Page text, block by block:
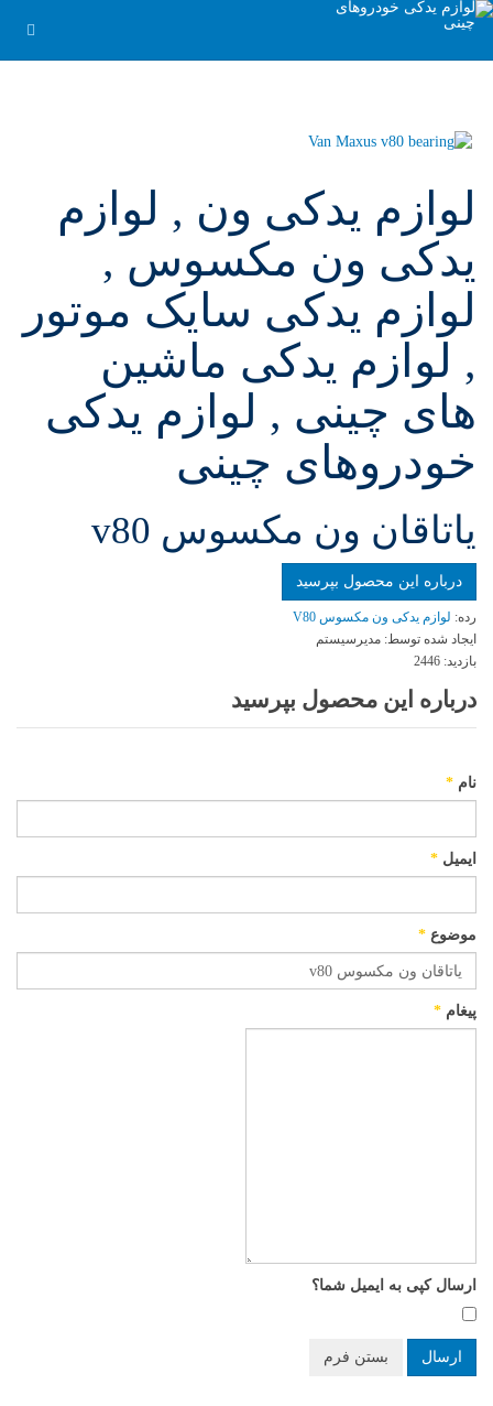
لوازم یدکی ون , لوازم
یدکی ون مکسوس ,
لوازم یدکی سایک موتور
, لوازم یدکی ماشین
های چینی , لوازم یدکی
خودروهای چینی
ياتاقان ون مكسوس v80
درباره این محصول بپرسید
رده: لوازم یدکی ون مکسوس V80
ایجاد شده توسط: مدیرسیستم
بازدید: 2446
درباره این محصول بپرسید
نام *
ایمیل *
موضوع *
پیغام *
ارسال کپی به ایمیل شما؟
ارسال بستن فرم